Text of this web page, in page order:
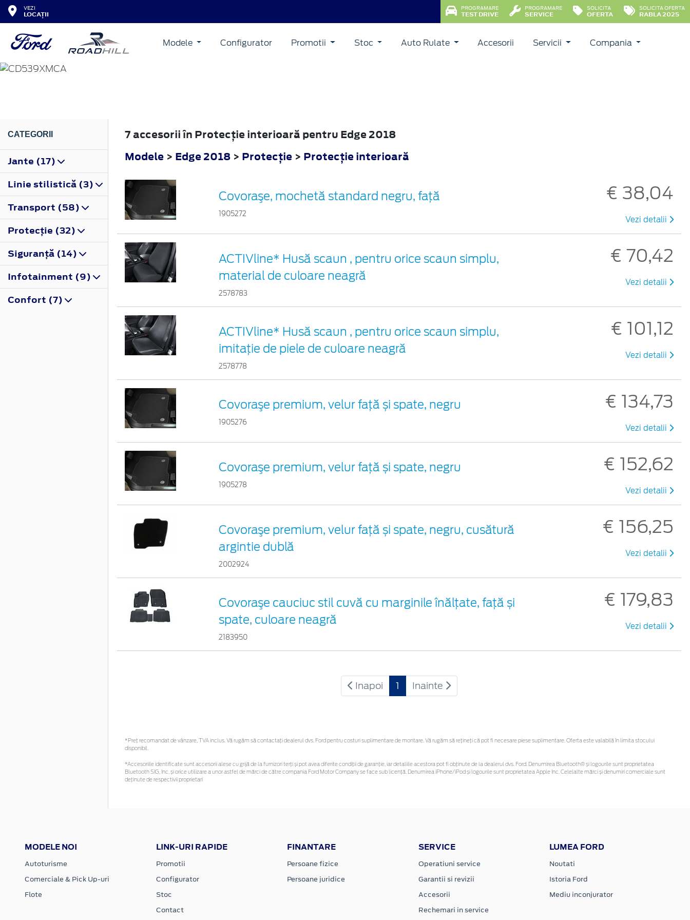
VEZI
LOCAȚII
PROGRAMARE
TEST DRIVE
PROGRAMARE
SERVICE
SOLICITA
OFERTA
SOLICITA OFERTA
RABLA 2025
Modele Configurator Promotii Stoc Auto Rulate Accesorii Servicii Compania
EDGE
CATEGORII
Jante (17)
Linie stilistică (3)
Transport (58)
Protecţie (32)
Siguranţă (14)
Infotainment (9)
Confort (7)
7 accesorii în Protecţie interioară pentru Edge 2018
Modele > Edge 2018 > Protecţie > Protecţie interioară
Covoraşe, mochetă standard negru, față
1905272
€ 38,04
Vezi detalii
ACTIVline* Husă scaun , pentru orice scaun simplu,
material de culoare neagră
2578783
€ 70,42
Vezi detalii
ACTIVline* Husă scaun , pentru orice scaun simplu,
imitație de piele de culoare neagră
2578778
€ 101,12
Vezi detalii
Covoraşe premium, velur față și spate, negru
1905276
€ 134,73
Vezi detalii
Covoraşe premium, velur față și spate, negru
1905278
€ 152,62
Vezi detalii
Covoraşe premium, velur față și spate, negru, cusătură
argintie dublă
2002924
€ 156,25
Vezi detalii
Covoraşe cauciuc stil cuvă cu marginile înălțate, față și
spate, culoare neagră
2183950
€ 179,83
Vezi detalii
Inapoi 1 Inainte
*Preţ recomandat de vânzare, TVA inclus. Vă rugăm să contactaţi dealerul dvs. Ford pentru costuri suplimentare de montare. Vă rugăm să rețineți că pot fi necesare piese suplimentare. Oferta este valabilă în limita stocului
disponibil.
*Accesoriile identificate sunt accesorii alese cu grijă de la furnizori terți și pot avea diferite condiții de garanție, iar detaliile acestora pot fi obținute de la dealerul dvs. Ford. Denumirea Bluetooth® și logourile sunt proprietatea
Bluetooth SIG, Inc. și orice utilizare a unor astfel de mărci de către compania Ford Motor Company se face sub licență. Denumirea iPhone/iPod și logourile sunt proprietatea Apple Inc. Celelalte mărci și denumiri comerciale sunt
deținute de respectivii proprietari
MODELE NOI
Autoturisme
Comerciale & Pick Up-uri
Flote
LINK-URI RAPIDE
Promotii
Configurator
Stoc
Contact
FINANTARE
Persoane fizice
Persoane juridice
SERVICE
Operatiuni service
Garantii si revizii
Accesorii
Rechemari in service
LUMEA FORD
Noutati
Istoria Ford
Mediu inconjurator